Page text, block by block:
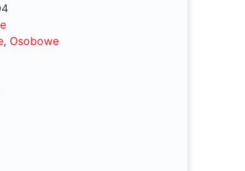
, Osobowe